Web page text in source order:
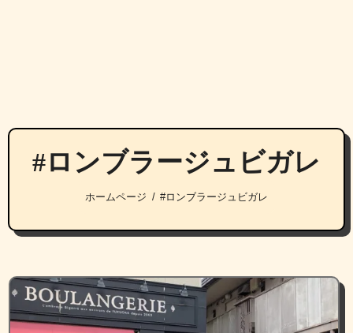
#ロンブラージュビガレ
ホームページ #ロンブラージュビガレ